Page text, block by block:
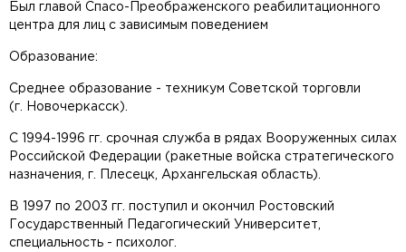
Был главой Спасо-Преображенского реабилитационного
центра для лиц с зависимым поведением
Образование:
Среднее образование - техникум Советской торговли
(г. Новочеркасск).
С 1994-1996 гг. срочная служба в рядах Вооруженных силах
Российской Федерации (ракетные войска стратегического
назначения, г. Плесецк, Архангельская область).
В 1997 по 2003 гг. поступил и окончил Ростовский
Государственный Педагогический Университет,
специальность - психолог.